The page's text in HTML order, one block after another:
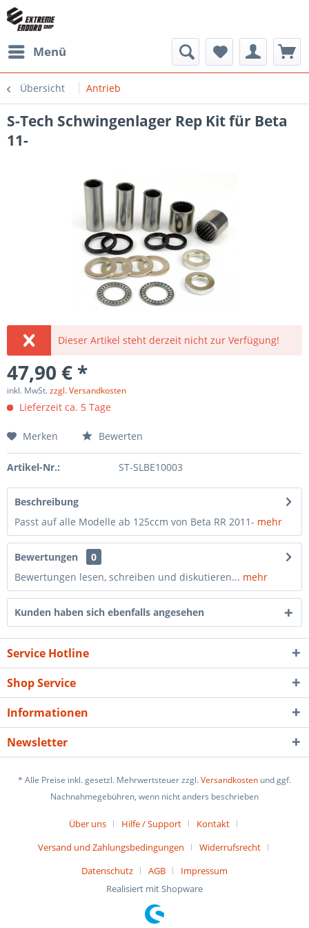
Menü
Übersicht Antrieb
S-Tech Schwingenlager Rep Kit für Beta
11-
Dieser Artikel steht derzeit nicht zur Verfügung!
47,90 € *
inkl. MwSt.zzgl. Versandkosten
Lieferzeit ca. 5 Tage
Merken Bewerten
Artikel-Nr.: ST-SLBE10003
Beschreibung
Passt auf alle Modelle ab 125ccm von Beta RR 2011- mehr
Bewertungen
0
Bewertungen lesen, schreiben und diskutieren... mehr
Kunden haben sich ebenfalls angesehen
Service Hotline
Shop Service
Informationen
Newsletter
* Alle Preise inkl. gesetzl. Mehrwertsteuer zzgl.Versandkosten und ggf.
Nachnahmegebühren, wenn nicht anders beschrieben
Über uns Hilfe / Support
Kontakt
Versand und Zahlungsbedingungen
Widerrufsrecht
Datenschutz
AGB
Impressum
Realisiert mit Shopware